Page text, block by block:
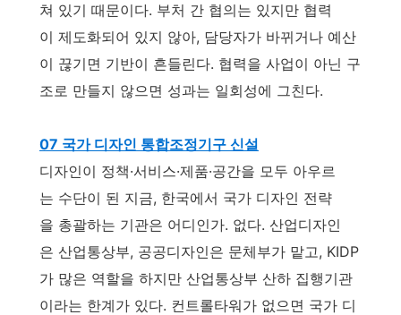
쳐 있기 때문이다. 부처 간 협의는 있지만 협력
이 제도화되어 있지 않아, 담당자가 바뀌거나 예산
이 끊기면 기반이 흔들린다. 협력을 사업이 아닌 구
조로 만들지 않으면 성과는 일회성에 그친다.
07 국가 디자인 통합조정기구 신설
디자인이 정책·서비스·제품·공간을 모두 아우르
는 수단이 된 지금, 한국에서 국가 디자인 전략
을 총괄하는 기관은 어디인가. 없다. 산업디자인
은 산업통상부, 공공디자인은 문체부가 맡고, KIDP
가 많은 역할을 하지만 산업통상부 산하 집행기관
이라는 한계가 있다. 컨트롤타워가 없으면 국가 디